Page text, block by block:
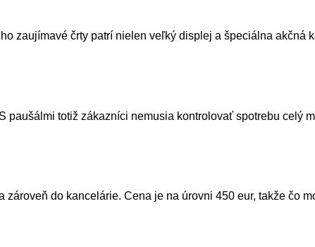
zaujímavé črty patrí nielen veľký displej a špeciálna akčná
totiž zákazníci nemusia kontrolovať spotrebu celý
do kancelárie. Cena je na úrovni 450 eur, takže čo